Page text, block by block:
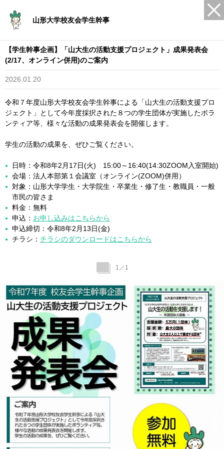
山形大学校友会学生幹事
【学生幹事企画】「山大生の活動支援プロジェクト」成果発表会
(2/17、オンライン併用)のご案内
2026.01.20
令和７年度山形大学校友会学生幹事による「山大生の活動支援プロ
ジェクト」として今年度採択された８つの学生団体が実施したボラ
ンティア等、様々な活動の成果発表会を開催します。
学生の活動の成果を、ぜひご覧ください。
日時：令和8年2月17日(火) 15:00～16:40(14:30ZOOM入室開始)
会場：法人本部第１会議室（オンライン(ZOOM)併用）
対象：山形大学学生・大学院生・卒業生・修了生・教職員・一般
市民の皆さま
料金：無料
申込： お申し込みはこちらから
申込締切：令和8年2月13日(金)
チラシ： チラシのダウンロードはこちらから
1 ／ 1